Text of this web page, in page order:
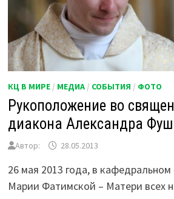
КЦ В МИРЕ / МЕДИА / СОБЫТИЯ / ФОТО
Рукоположение во
диакона Александра
Автор: 28.05.2013
26 мая 2013 года, в
Марии Фатимской – Матери всех